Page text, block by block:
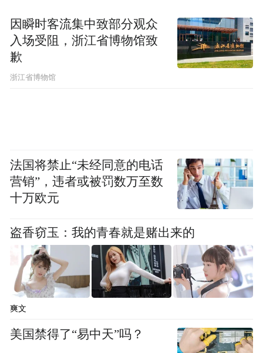
因瞬时客流集中致部分观众
入场受阻，浙江省博物馆致
歉
浙江省博物馆
法国将禁止“未经同意的电话
营销”，违者或被罚数万至数
十万欧元
盗香窃玉：我的青春就是赌出来的
爽文
美国禁得了“易中天”吗？